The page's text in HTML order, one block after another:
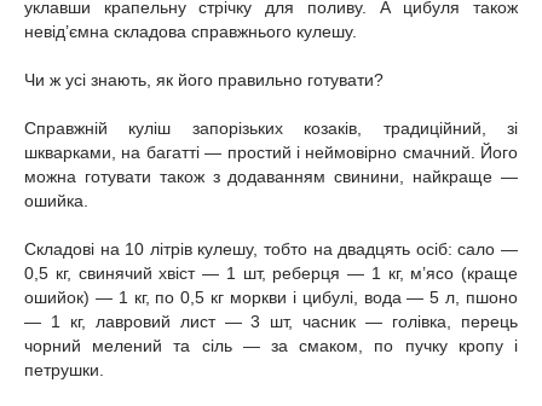
уклавши крапельну стрічку для поливу. А цибуля також
невід’ємна складова справжнього кулешу.
Чи ж усі знають, як його правильно готувати?
Справжній куліш запорізьких козаків, традиційний, зі
шкварками, на багатті — простий і неймовірно смачний. Його
можна готувати також з додаванням свинини, найкраще —
ошийка.
Складові на 10 літрів кулешу, тобто на двадцять осіб: сало —
0,5 кг, свинячий хвіст — 1 шт, реберця — 1 кг, м’ясо (краще
ошийок) — 1 кг, по 0,5 кг моркви і цибулі, вода — 5 л, пшоно
— 1 кг, лавровий лист — 3 шт, часник — голівка, перець
чорний мелений та сіль — за смаком, по пучку кропу і
петрушки.